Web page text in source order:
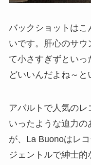
バックショットはこ
いです。肝心のサ
て小さすぎずといっ
どいいんだよね～と
アバルトで人気のレ
いったような迫力
が、La Buonoはレ
ジェントルで紳士